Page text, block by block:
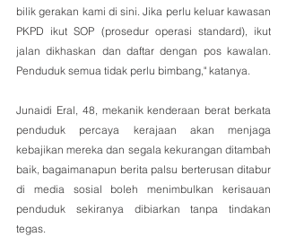
bilik gerakan kami di sini. Jika perlu keluar kawasan
PKPD ikut SOP (prosedur operasi standard), ikut
jalan dikhaskan dan daftar dengan pos kawalan.
Penduduk semua tidak perlu bimbang," katanya.
Junaidi Eral, 48, mekanik kenderaan berat berkata
penduduk percaya kerajaan akan menjaga
kebajikan mereka dan segala kekurangan ditambah
baik, bagaimanapun berita palsu berterusan ditabur
di media sosial boleh menimbulkan kerisauan
penduduk sekiranya dibiarkan tanpa tindakan
tegas.